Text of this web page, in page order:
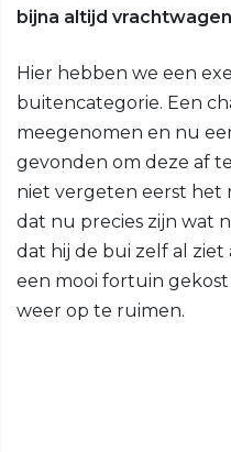
bijna altijd
Hier hebben we een
buitencategorie. Een
meegenomen en nu
gevonden om deze af
niet vergeten eerst het
dat nu precies zijn wat
dat hij de bui zelf al ziet
een mooi fortuin gekost
weer op te ruimen.